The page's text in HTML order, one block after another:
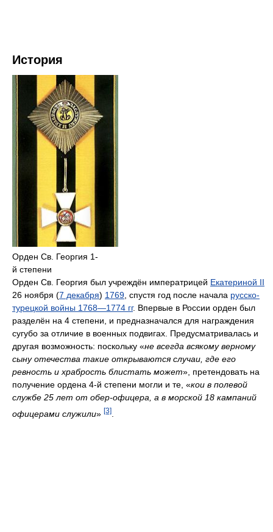
История
Орден Св. Георгия 1-
й степени
Орден Св. Георгия был учреждён императрицей Екатериной II
26 ноября (7 декабря) 1769 , спустя год после начала русско-
турецкой войны 1768—1774 гг. Впервые в России орден был
разделён на 4 степени, и предназначался для награждения
сугубо за отличие в военных подвигах. Предусматривалась и
другая возможность: поскольку «не всегда всякому верному
сыну отечества такие открываются случаи, где его
ревность и храбрость блистать может», претендовать на
получение ордена 4-й степени могли и те, «кои в полевой
службе 25 лет от обер-офицера, а в морской 18 кампаний
офицерами служили» [3]